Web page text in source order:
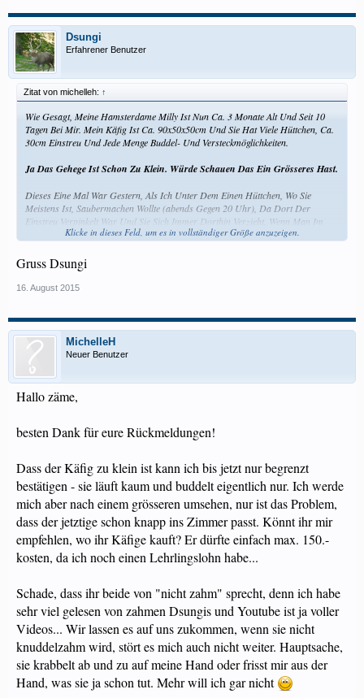
Dsungi
Erfahrener Benutzer
Zitat von michelleh: ↑
Wie Gesagt, Meine Hamsterdame Milly Ist Nun Ca. 3 Monate Alt Und Seit 10
Tagen Bei Mir. Mein Käfig Ist Ca. 90x50x50cm Und Sie Hat Viele Hüttchen, Ca.
30cm Einstreu Und Jede Menge Buddel- Und Versteckmöglichkeiten.
Ja Das Gehege Ist Schon Zu Klein. Würde Schauen Das Ein Grösseres Hast.
Dieses Eine Mal War Gestern, Als Ich Unter Dem Einen Hüttchen, Wo Sie
Meistens Ist, Saubermachen Wollte (abends Gegen 20 Uhr), Da Dort Der
Einstreu Verpinkelt War Und Sie Sich Immer Dorthin Verzieht, Wenn Man Im
Käfig Saubermacht - Bis Jetzt Wollte Ich Ihr Den Rückzugsort Lassen, Doch
Habe, Hat Sie Begonnen Zu Muckern Und Piepsen. Mein Freund Hat Ihr Dann
Zur Ablenkung Kolbenhirse Zum Knabbern Gegeben Und Sie War Dann Ruhig
Und Ist Sogar Auf Seine Hand Gekrabbelt.
Seinem Mehrkammerhaus Ist. Das Ist Sein Absolutes Eigentum Und Da
Duldet Er Keine Fremdlinge. Das Mit Dem Ablenken Deines Freundes Ist
Sicher Eine Idee. Wenn Er Aber Mal Nicht Zur Stelle Ist, Dann Würde Ich
Den Hamster Rausnehmen, Sei Es Mit Der Hand Oder Sonst Mit So Ne
Kartonröhre Wo Futter Drin Ist. Weil Wenn Der Hamster Deine Hand
Schnuppert Wo Da Sein Futter Wegnimmt Und An Ihrem Schlafplatz Rum
Streu Hast.
Ein Paar Mal, Wenn Ich Ihr Frisches Wasser Gegeben Habe, Ist Sie Auch Ohne
Futter Schnuppern Gekommen, Einmal Ist Sie Sogar Auf Die Hand Gekrabbelt
Und Wollte Den Arm Raufrobben
Na Also Geht Ja..^^
Sonst Ist Sie Manchmal Eher ängstlich - Wenn Man Abends Geht Und Kurz
Putzen Möchte Und Dafür Halt Licht Braucht, Bleibt Sie Still Sitzen Und Erstarrt
Und Beobachtet Einen. Wenn Man Allerdings Nachts Geht Und Nur Mit
Zu Uns.
Ist Dies Normal?
Auch Da Wenn Du Teilreinigung Machst, Würde Ich Den Hamster
Rausnehmen, So Kannst Du Licht Machen Und Ungestört Arbeiten.
Sonst Bei Beobachtungen Oder Fütterungen ; Sonst Kleine Aufräumung
Wäre Noch Eine Idee Mit Der Led Beleuchtung, Ist Nicht Zu Hell Und
Erschreckt Den Hamster Nicht:
Klicke in dieses Feld, um es in vollständiger Größe anzuzeigen.
Gruss Dsungi
16. August 2015
MichelleH
Neuer Benutzer
Hallo zäme,
besten Dank für eure Rückmeldungen!
Dass der Käfig zu klein ist kann ich bis jetzt nur begrenzt
bestätigen - sie läuft kaum und buddelt eigentlich nur. Ich werde
mich aber nach einem grösseren umsehen, nur ist das Problem,
dass der jetztige schon knapp ins Zimmer passt. Könnt ihr mir
empfehlen, wo ihr Käfige kauft? Er dürfte einfach max. 150.-
kosten, da ich noch einen Lehrlingslohn habe...
Schade, dass ihr beide von "nicht zahm" sprecht, denn ich habe
sehr viel gelesen von zahmen Dsungis und Youtube ist ja voller
Videos... Wir lassen es auf uns zukommen, wenn sie nicht
knuddelzahm wird, stört es mich auch nicht weiter. Hauptsache,
sie krabbelt ab und zu auf meine Hand oder frisst mir aus der
Hand, was sie ja schon tut. Mehr will ich gar nicht